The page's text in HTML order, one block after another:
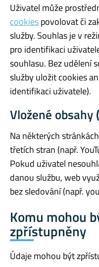
Uživatel může
cookiespovolovat či
služby. Souhlas je v
pro identifikaci
souhlasu. Bez udělení
služby uložit cookies
identifikaci uživatele).
Vložené obsahy
Na některých
třetích stran (např.
Pokud uživatel
danou službu, web
bez sledování (např.
Komu mohou
zpřístupněny
Údaje mohou být